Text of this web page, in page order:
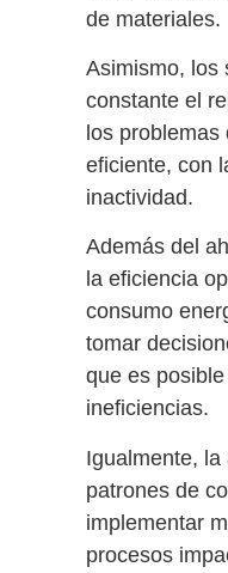
de materiales.
Asimismo, los
constante el
los
eficiente, con
inactividad.
Además del
la eficiencia
consumo
tomar
que es
ineficiencias.
Igualmente,
patrones de
implementar
procesos